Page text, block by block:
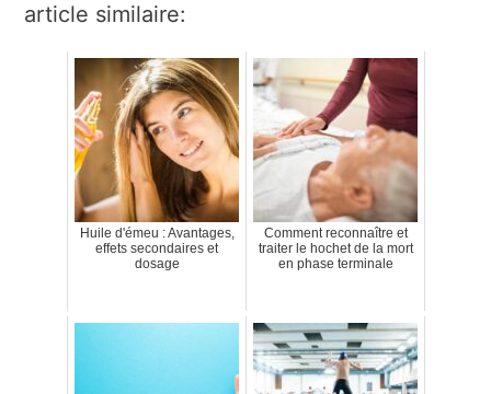
article similaire:
Huile d'émeu : Avantages,
effets secondaires et
dosage
Comment reconnaître et
traiter le hochet de la mort
en phase terminale